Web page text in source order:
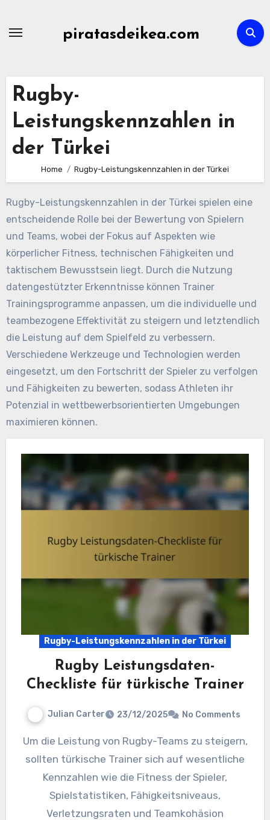
piratasdeikea.com
Rugby-
Leistungskennzahlen in
der Türkei
Home Rugby-Leistungskennzahlen in der Türkei
Rugby-Leistungskennzahlen in der Türkei spielen eine
entscheidende Rolle bei der Bewertung von Spielern
und Teams, wobei der Fokus auf Aspekten wie
körperlicher Fitness, technischen Fähigkeiten und
taktischem Bewusstsein liegt. Durch die Nutzung
datengestützter Erkenntnisse können Trainer
Trainingsprogramme anpassen, um die individuelle und
teambezogene Effektivität zu steigern und letztendlich
die Leistung auf dem Spielfeld zu verbessern.
Verschiedene Werkzeuge und Technologien werden
eingesetzt, um den Fortschritt der Spieler zu verfolgen
und Fähigkeiten zu bewerten, sodass Athleten ihr
Potenzial in wettbewerbsorientierten Umgebungen
maximieren können.
Rugby-Leistungskennzahlen in der Türkei
Rugby Leistungsdaten-
Checkliste für türkische Trainer
Julian Carter 23/12/2025 No Comments
Um die Leistung von Rugby-Teams zu steigern,
sollten türkische Trainer sich auf wesentliche
Kennzahlen wie die Fitness der Spieler,
Spielstatistiken, Fähigkeitsniveaus,
Verletzungsraten und Teamkohäsion